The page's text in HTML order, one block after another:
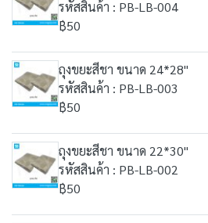
รหัสสินค้า : PB-LB-004
฿50
ถุงขยะสีชา ขนาด 24*28"
รหัสสินค้า : PB-LB-003
฿50
ถุงขยะสีชา ขนาด 22*30"
รหัสสินค้า : PB-LB-002
฿50